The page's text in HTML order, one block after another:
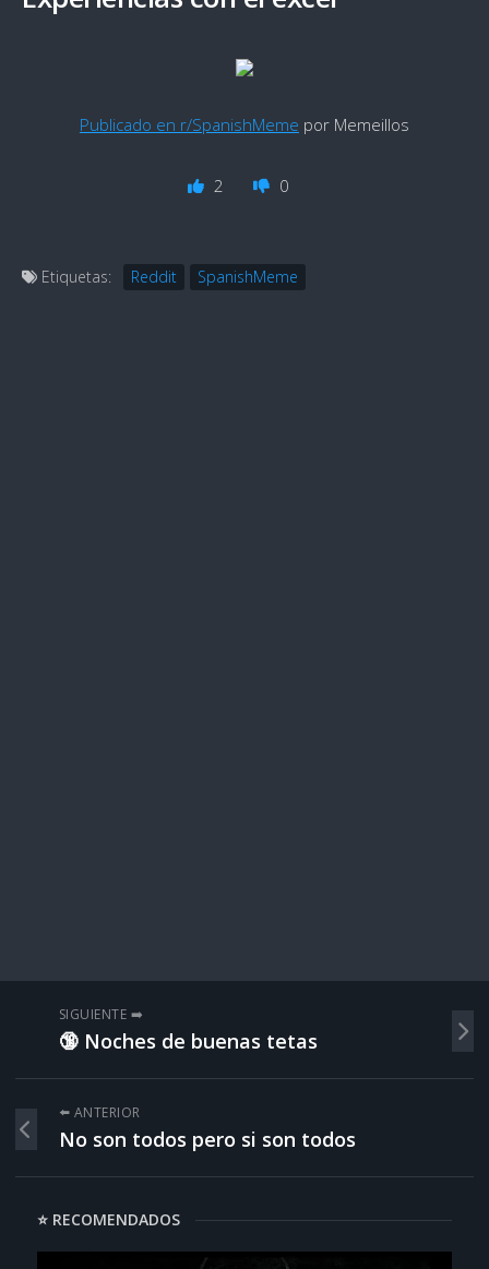
Publicado en r/SpanishMeme por Memeillos
2 0
Etiquetas: Reddit SpanishMeme
SIGUIENTE ➡️
🔞 Noches de buenas tetas
⬅️ ANTERIOR
No son todos pero si son todos
⭐ RECOMENDADOS